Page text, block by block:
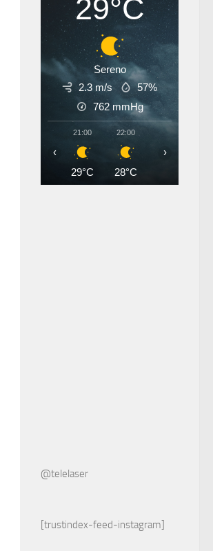
29°C
Sereno
2.3 m/s
57%
762 mmHg
21:00
29°C
22:00
28°C
‹ ›
@telelaser
[trustindex-feed-instagram]